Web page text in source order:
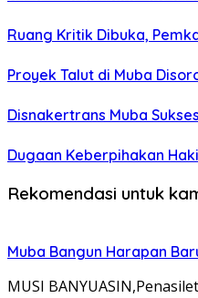
Ruang Kritik Dibuka,
Proyek Talut di Muba
Disnakertrans Muba
Dugaan Keberpihakan
Rekomendasi untuk
Muba Bangun Harapan
MUSI